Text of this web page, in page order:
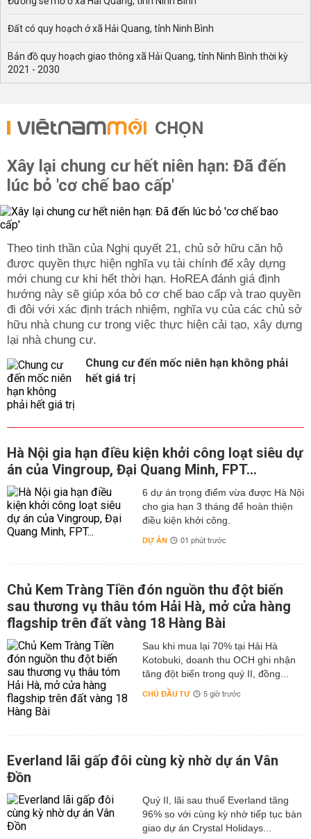
Đất có quy hoạch ở xã Hải Quang, tỉnh Ninh Bình
Bản đồ quy hoạch giao thông xã Hải Quang, tỉnh Ninh Bình thời kỳ
2021 - 2030
CHỌN
Xây lại chung cư hết niên hạn: Đã đến
lúc bỏ 'cơ chế bao cấp'
Theo tinh thần của Nghị quyết 21, chủ sở hữu căn hộ
được quyền thực hiện nghĩa vụ tài chính để xây dựng
mới chung cư khi hết thời hạn. HoREA đánh giá định
hướng này sẽ giúp xóa bỏ cơ chế bao cấp và trao quyền
đi đôi với xác định trách nhiệm, nghĩa vụ của các chủ sở
hữu nhà chung cư trong việc thực hiện cải tạo, xây dựng
lại nhà chung cư.
Chung cư đến mốc niên hạn không phải
hết giá trị
Hà Nội gia hạn điều kiện khởi công loạt siêu dự
án của Vingroup, Đại Quang Minh, FPT...
6 dự án trọng điểm vừa được Hà Nội
cho gia hạn 3 tháng để hoàn thiện
điều kiện khởi công.
DỰ ÁN 01 phút trước
Chủ Kem Tràng Tiền đón nguồn thu đột biến
sau thương vụ thâu tóm Hải Hà, mở cửa hàng
flagship trên đất vàng 18 Hàng Bài
Sau khi mua lại 70% tại Hải Hà
Kotobuki, doanh thu OCH ghi nhận
tăng đột biến trong quý II, đồng...
CHỦ ĐẦU TƯ 5 giờ trước
Everland lãi gấp đôi cùng kỳ nhờ dự án Vân
Đồn
Quý II, lãi sau thuế Everland tăng
96% so với cùng kỳ nhờ tiếp tục bàn
giao dự án Crystal Holidays...